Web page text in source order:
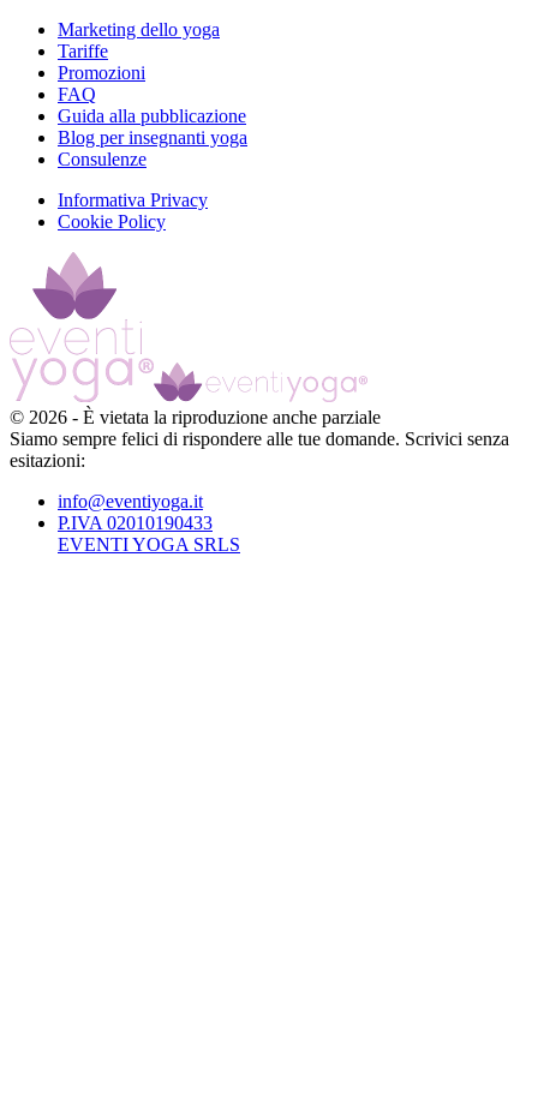
Marketing dello yoga
Tariffe
Promozioni
FAQ
Guida alla pubblicazione
Blog per insegnanti yoga
Consulenze
Informativa Privacy
Cookie Policy
© 2026 - È vietata la riproduzione anche parziale
Siamo sempre felici di rispondere alle tue domande. Scrivici senza
esitazioni:
info@eventiyoga.it
P.IVA 02010190433
EVENTI YOGA SRLS